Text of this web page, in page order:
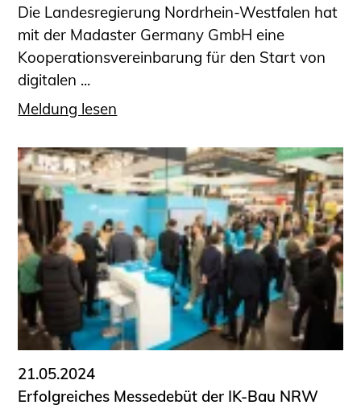
Informationen für Auftraggeber und
Verbraucher
Ingenieursuche (Mitglieder der IK-Bau
NRW)
Fachlisten
Informationen für Schülerinnen,
Schüler und Studierende
Projekte für Schülerinnen und Schüler
START.ING. Das Studierenden Praxis-
Programm
Wissenswertes für Studierende
Wettbewerbe für Studierende
BLING.BLING.
Kammer Newsletter
Presse
Die Landesregierung Nordrhein-Westfalen hat
mit der Madaster Germany GmbH eine
Kooperationsvereinbarung für den Start von
digitalen ...
Meldung lesen
21.05.2024
Erfolgreiches Messedebüt der IK-Bau NRW